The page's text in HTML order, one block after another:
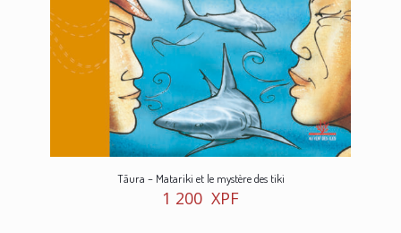
Tāura – Matariki et le mystère des tiki
1 200 XPF